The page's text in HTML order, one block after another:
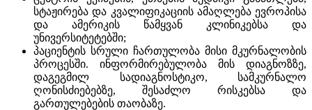
სტაჟირება და კვალიფიკაციის ამაღლება ევროპისა
და ამერიკის წამყვან კლინიკებსა და
უნივერსიტეტებში;
პაციენტის სრული ჩართულობა მისი მკურნალობის
პროცესში. ინფორმირებულობა მის დიაგნოზზე,
დაგეგმილ სადიაგნოსტიკო, სამკურნალო
ღონისძიებებზე, შესაძლო რისკებსა და
გართულებების თაობაზე.